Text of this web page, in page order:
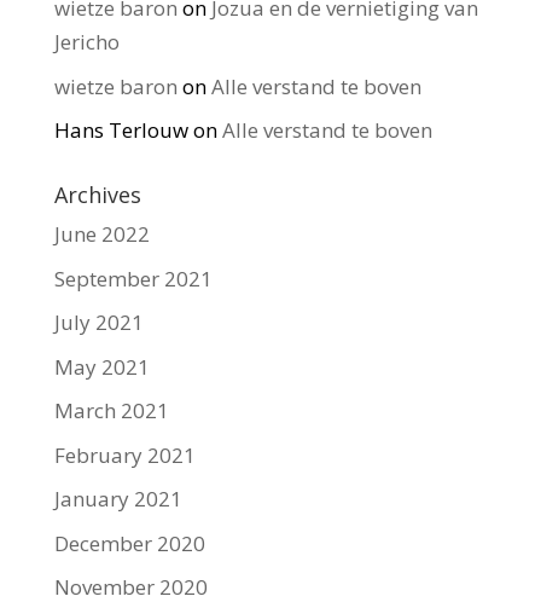
wietze baron on Jozua en de vernietiging van
Jericho
wietze baron onAlle verstand te boven
Hans TerlouwonAlle verstand te boven
Archives
June 2022
September 2021
July 2021
May 2021
March 2021
February 2021
January 2021
December 2020
November 2020